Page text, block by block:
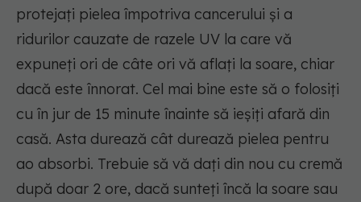
protejați pielea împotriva cancerului și a
ridurilor cauzate de razele UV la care vă
expuneți ori de câte ori vă aflați la soare, chiar
dacă este înnorat. Cel mai bine este să o folosiți
cu în jur de 15 minute înainte să ieșiți afară din
casă. Asta durează cât durează pielea pentru
ao absorbi. Trebuie să vă dați din nou cu cremă
după doar 2 ore, dacă sunteți încă la soare sau